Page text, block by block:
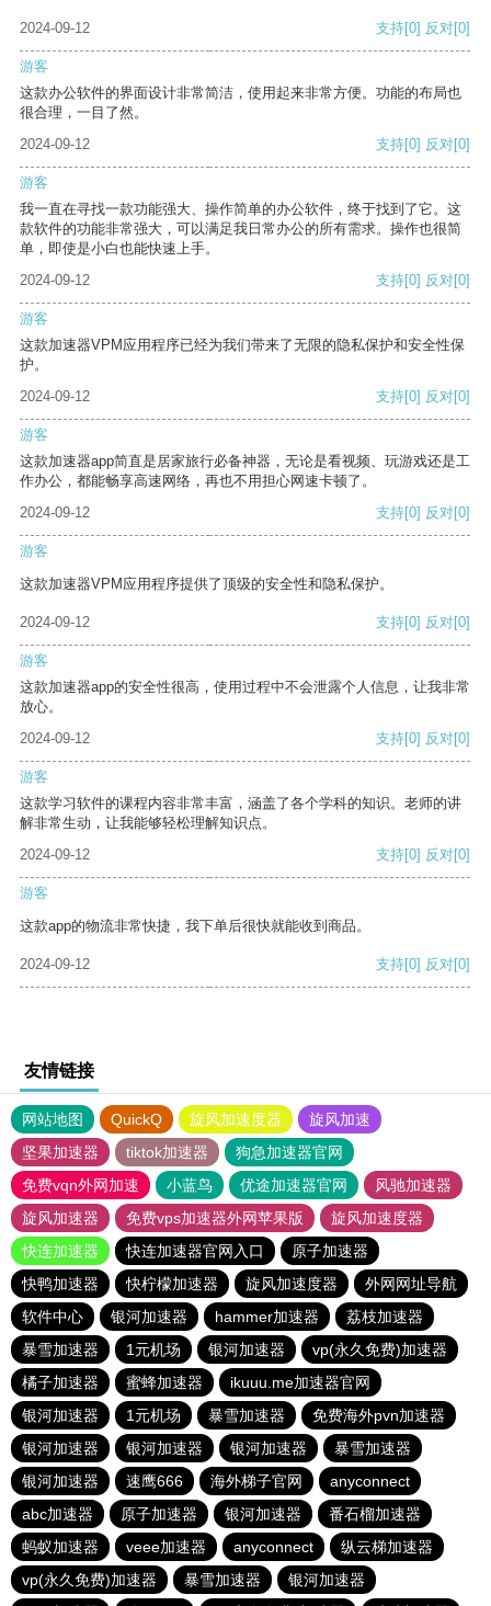
2024-09-12 支持[0] 反对[0]
游客
这款办公软件的界面设计非常简洁，使用起来非常方便。功能的布局也
很合理，一目了然。
2024-09-12
支持[0] 反对[0]
游客
我一直在寻找一款功能强大、操作简单的办公软件，终于找到了它。这
款软件的功能非常强大，可以满足我日常办公的所有需求。操作也很简
单，即使是小白也能快速上手。
2024-09-12
支持[0] 反对[0]
游客
这款加速器VPM应用程序已经为我们带来了无限的隐私保护和安全性保
护。
2024-09-12
支持[0] 反对[0]
游客
这款加速器app简直是居家旅行必备神器，无论是看视频、玩游戏还是工
作办公，都能畅享高速网络，再也不用担心网速卡顿了。
2024-09-12
支持[0] 反对[0]
游客
这款加速器VPM应用程序提供了顶级的安全性和隐私保护。
2024-09-12 支持[0] 反对[0]
游客
这款加速器app的安全性很高，使用过程中不会泄露个人信息，让我非常
放心。
2024-09-12
支持[0] 反对[0]
游客
这款学习软件的课程内容非常丰富，涵盖了各个学科的知识。老师的讲
解非常生动，让我能够轻松理解知识点。
2024-09-12
支持[0] 反对[0]
游客
这款app的物流非常快捷，我下单后很快就能收到商品。
2024-09-12 支持[0] 反对[0]
友情链接
网站地图 QuickQ 旋风加速度器
旋风加速
坚果加速器
tiktok加速器
狗急加速器官网
免费vqn外网加速
小蓝鸟 优途加速器官网
风驰加速器
旋风加速器
免费vps加速器外网苹果版
旋风加速度器
快连加速器
快连加速器官网入口
原子加速器
快鸭加速器
快柠檬加速器 旋风加速度器
外网网址导航
软件中心
银河加速器 hammer加速器
荔枝加速器
暴雪加速器
1元机场 银河加速器
vp(永久免费)加速器
橘子加速器
蜜蜂加速器
ikuuu.me加速器官网
银河加速器
1元机场 暴雪加速器
免费海外pvn加速器
银河加速器
银河加速器 银河加速器
暴雪加速器
银河加速器
速鹰666 海外梯子官网
anyconnect
abc加速器
原子加速器 银河加速器
番石榴加速器
蚂蚁加速器
veee加速器 anyconnect
纵云梯加速器
vp(永久免费)加速器
暴雪加速器
银河加速器